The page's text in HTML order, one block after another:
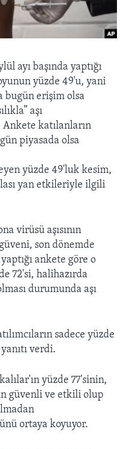
ayı başında yaptığı
yüzde 49'u, yani
bugün erişim olsa
aşı
Ankete katılanların
piyasada olsa
yüzde 49'luk kesim,
yan etkileriyle ilgili
virüsü aşısının
son dönemde
ankete göre o
72'si, halihazırda
durumunda aşı
sadece yüzde
verdi.
yüzde 77'sinin,
güvenli ve etkili olup
ortaya koyuyor.